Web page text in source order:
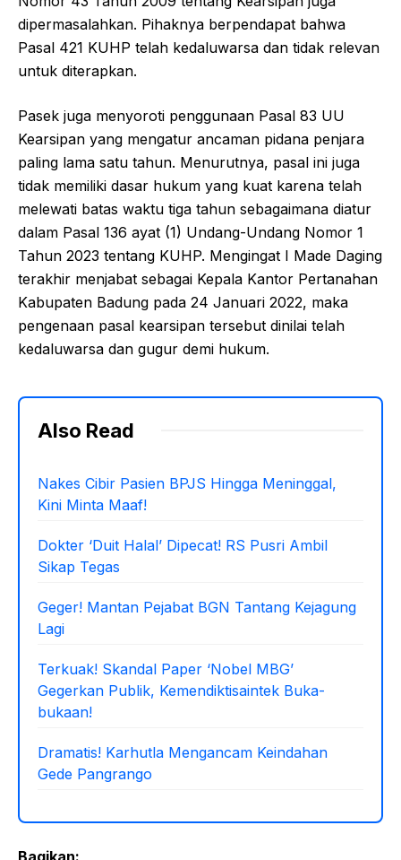
dipermasalahkan. Pihaknya berpendapat bahwa
Pasal 421 KUHP telah kedaluwarsa dan tidak relevan
untuk diterapkan.
Pasek juga menyoroti penggunaan Pasal 83 UU
Kearsipan yang mengatur ancaman pidana penjara
paling lama satu tahun. Menurutnya, pasal ini juga
tidak memiliki dasar hukum yang kuat karena telah
melewati batas waktu tiga tahun sebagaimana diatur
dalam Pasal 136 ayat (1) Undang-Undang Nomor 1
Tahun 2023 tentang KUHP. Mengingat I Made Daging
terakhir menjabat sebagai Kepala Kantor Pertanahan
Kabupaten Badung pada 24 Januari 2022, maka
pengenaan pasal kearsipan tersebut dinilai telah
kedaluwarsa dan gugur demi hukum.
Also Read
Nakes Cibir Pasien BPJS Hingga Meninggal,
Kini Minta Maaf!
Dokter ‘Duit Halal’ Dipecat! RS Pusri Ambil
Sikap Tegas
Geger! Mantan Pejabat BGN Tantang Kejagung
Lagi
Terkuak! Skandal Paper ‘Nobel MBG’
Gegerkan Publik, Kemendiktisaintek Buka-
bukaan!
Dramatis! Karhutla Mengancam Keindahan
Gede Pangrango
Bagikan: